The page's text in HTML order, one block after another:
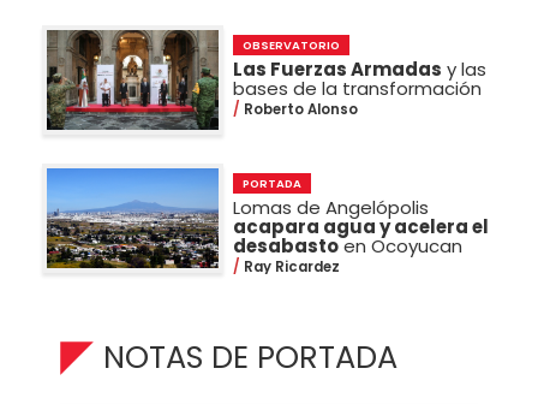
OBSERVATORIO
Las Fuerzas Armadas y las
bases de la transformación
Roberto Alonso
PORTADA
Lomas de Angelópolis
acapara agua y acelera el
desabastoen Ocoyucan
Ray Ricardez
NOTAS DE PORTADA